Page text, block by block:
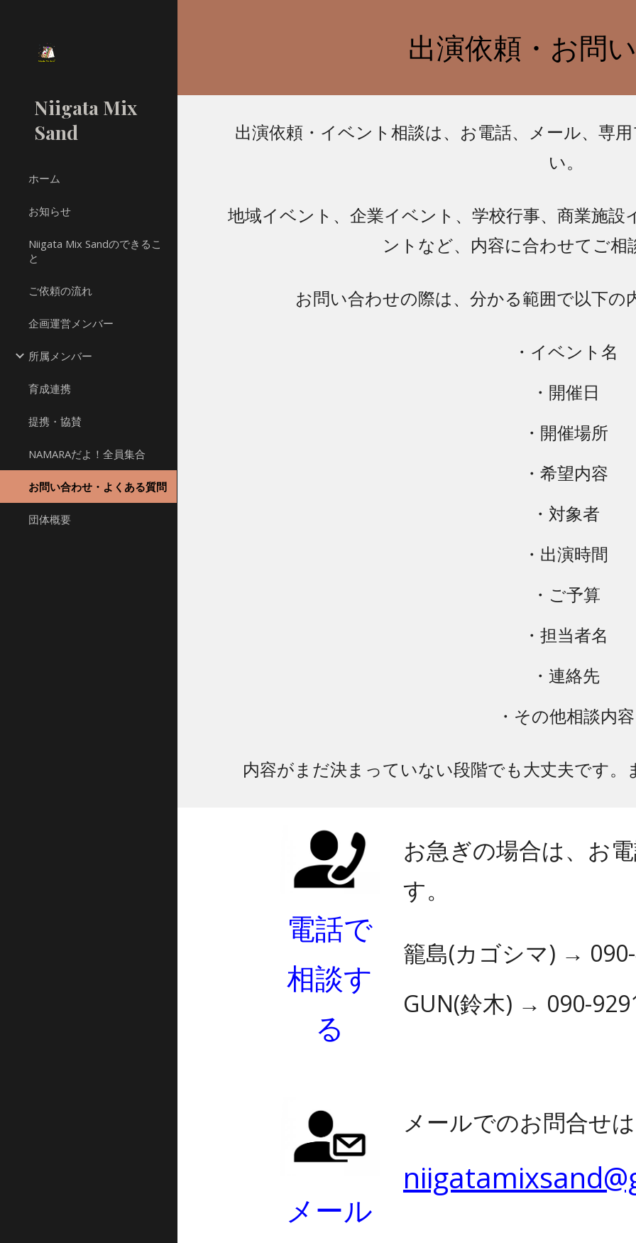
Niigata Mix
Sand
ホーム
お知らせ
Niigata Mix Sandのできるこ
と
ご依頼の流れ
企画運営メンバー
所属メンバー
育成連携
提携・協賛
NAMARAだよ！全員集合
お問い合わせ・よくある質問
団体概要
出演依頼・お問
出演依頼・イベント相談は、お電話、メール、専
い。
地域イベント、企業イベント、学校行事、商業施設
ントなど、内容に合わせてご相
お問い合わせの際は、分かる範囲で以下の
・イベント名
・開催日
・開催場所
・希望内容
・対象者
・出演時間
・ご予算
・担当者名
・連絡先
・その他相談内容
内容がまだ決まっていない段階でも大丈夫です。
電話で
相談す
る
お急ぎの場合は、お
す。
籠島(カゴシマ) →
GUN(鈴木) → 090-
メール
メールでのお問合せ